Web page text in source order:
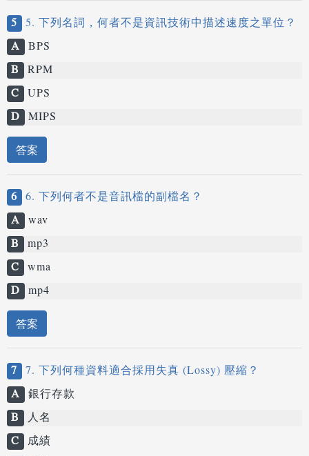
5 5. 下列名詞，何者不是資訊技術中描述速度之單位？
A BPS
B RPM
C UPS
D MIPS
答案
6 6. 下列何者不是音訊檔的副檔名？
A wav
B mp3
C wma
D mp4
答案
7 7. 下列何種資料適合採用失真 (Lossy) 壓縮？
A 銀行存款
B 人名
C 成績